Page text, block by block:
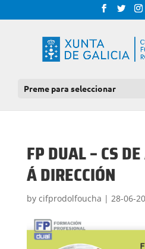
Preme para seleccionar
FP DUAL – CS
Á DIRECCIÓN
by cifprodolfoucha | 28-06-